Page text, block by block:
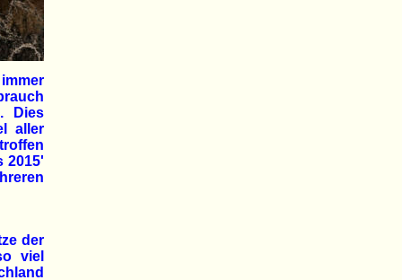
Dies
aller
2015'
der
viel